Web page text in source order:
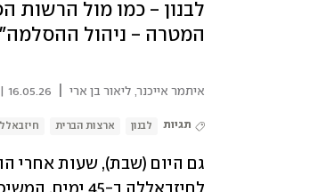
לבנון - כמו מול הרשות
המטרה - ניהול
איתמר אייכנר, ליאור בן ארי 16.05.26 | 19:35
תגיות לבנון ארצות הברית
גם היום (שבת), שעות אחרי